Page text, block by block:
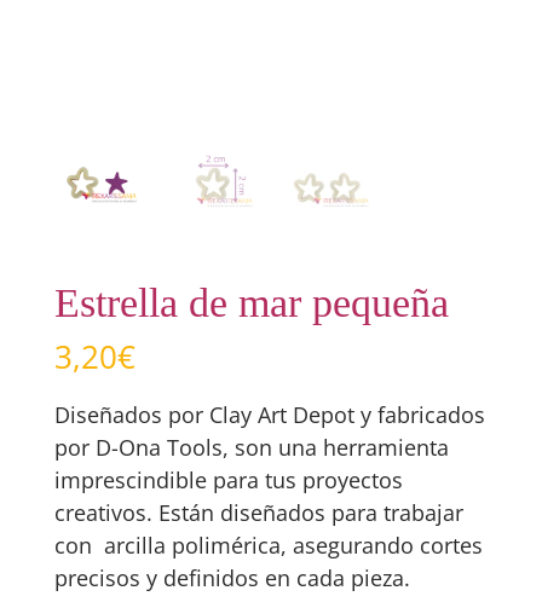
Estrella de mar pequeña
3,20€
Diseñados por Clay Art Depot y fabricados
por D-Ona Tools, son una herramienta
imprescindible para tus proyectos
creativos. Están diseñados para trabajar
con arcilla polimérica, asegurando cortes
precisos y definidos en cada pieza.